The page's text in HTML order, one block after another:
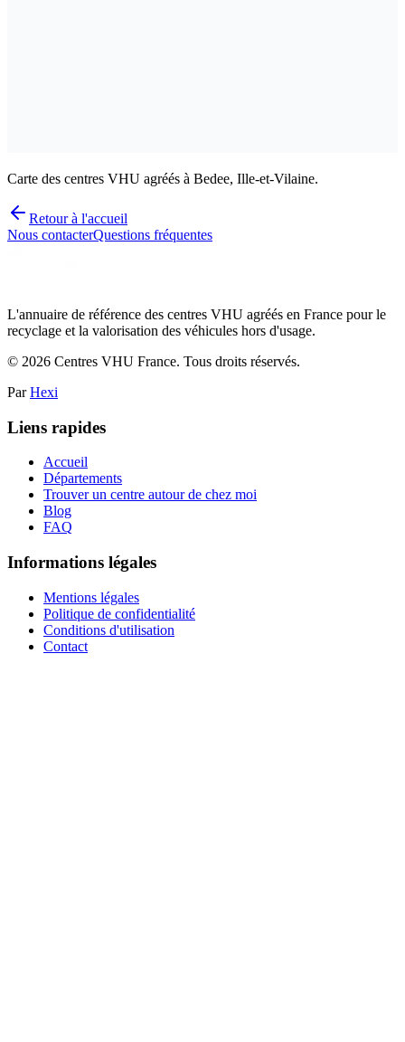
Carte des centres VHU agréés à Bedee, Ille-et-Vilaine.
Retour à l'accueil
Nous contacterQuestions fréquentes
L'annuaire de référence des centres VHU agréés en France pour le
recyclage et la valorisation des véhicules hors d'usage.
© 2026 Centres VHU France. Tous droits réservés.
Par Hexi
Liens rapides
Accueil
Départements
Trouver un centre autour de chez moi
Blog
FAQ
Informations légales
Mentions légales
Politique de confidentialité
Conditions d'utilisation
Contact